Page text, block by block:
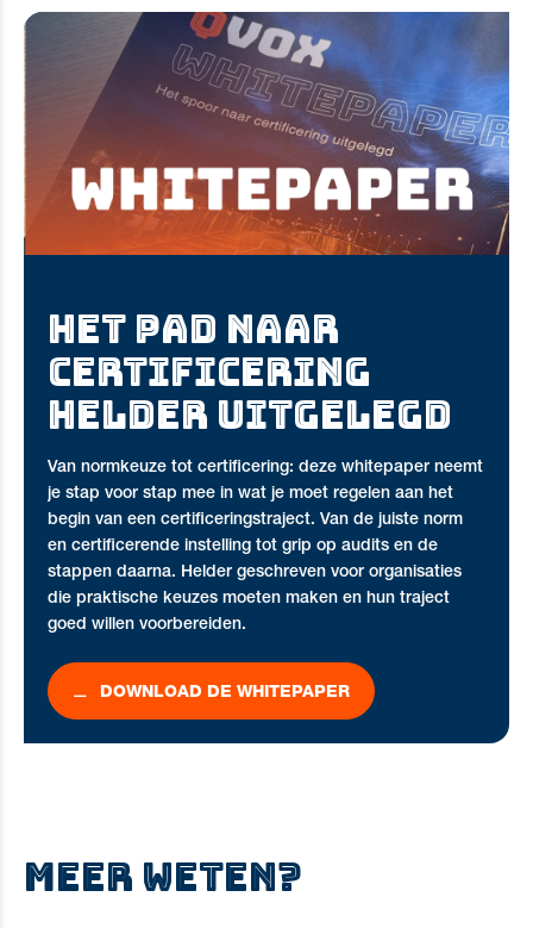
HET PAD NAAR
CERTIFICERING
HELDER UITGELEGD
Van normkeuze tot certificering: deze whitepaper neemt
je stap voor stap mee in wat je moet regelen aan het
begin van een certificeringstraject. Van de juiste norm
en certificerende instelling tot grip op audits en de
stappen daarna. Helder geschreven voor organisaties
die praktische keuzes moeten maken en hun traject
goed willen voorbereiden.
DOWNLOAD DE WHITEPAPER
MEER WETEN?